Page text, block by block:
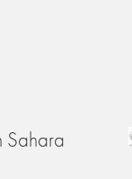
Sahara